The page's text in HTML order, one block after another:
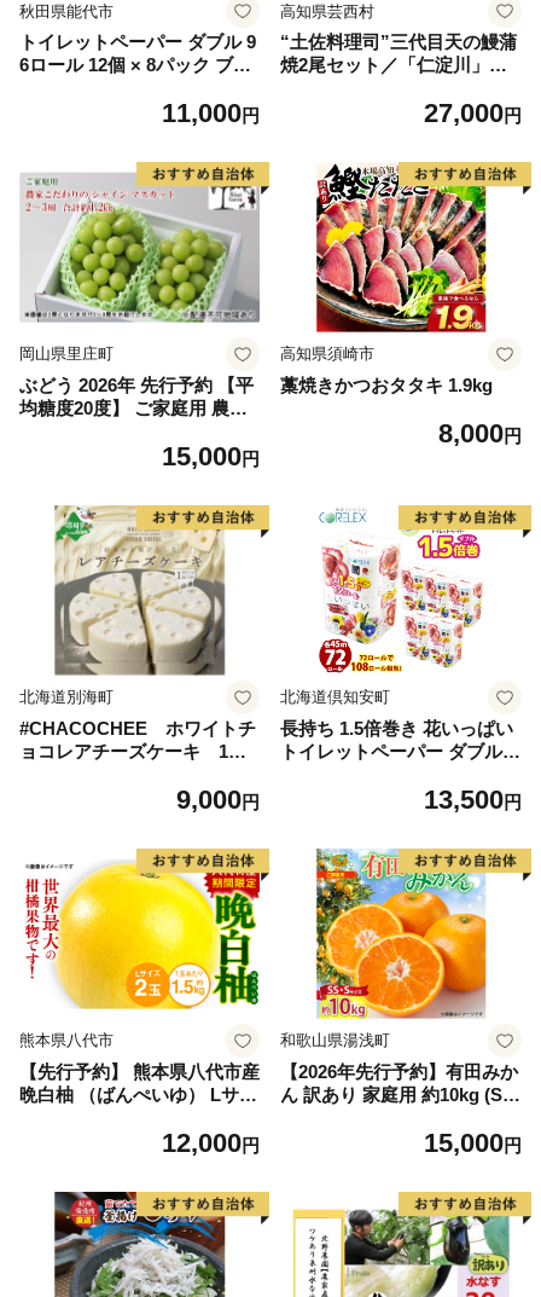
秋田県能代市
トイレットペーパー ダブル 9
6ロール 12個 × 8パック ブラ
用品 消耗品 無香料 生活用品
11,000円
高知県芸西村
“土佐料理司”三代目天の鰻蒲
焼2尾セット／「仁淀川」水
殖 国産・高知県産〈高知市共
27,000円
岡山県里庄町
ぶどう 2026年 先行予約 【平
均糖度20度】 ご家庭用 農家
ット 2～3房 合計約1.2kg ブ
直送 】
15,000円
高知県須崎市
藁焼きかつおタタキ 1.9kg
8,000円
北海道別海町
#CHACOCHEE ホワイトチ
ョコレアチーズケーキ 1ホ
海町,チーズ,ちーず,チーズケ
9,000円
北海道倶知安町
長持ち 1.5倍巻き 花いっぱい
トイレットペーパー ダブル 4
プリント ハーブ 香り付き 日
品 備蓄 送料無料 北海道 倶知
安町 日用品
13,500円
熊本県八代市
【先行予約】 熊本県八代市産
晩白柚 （ばんぺいゆ） Lサイ
もの フルーツ おやつ 特産 熊
12,000円
和歌山県湯浅町
【2026年先行予約】有田みか
ん 訳あり 家庭用 約10kg (S
ん フルーツ 柑橘 果物 果実
6098
15,000円